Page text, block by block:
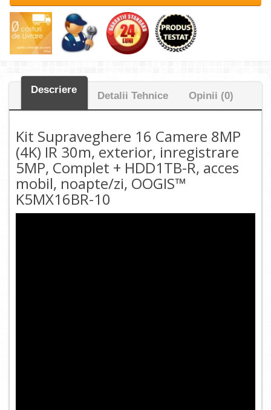
Descriere
Detalii Tehnice Opinii (0)
Kit Supraveghere 16 Camere 8MP
(4K) IR 30m, exterior, inregistrare
5MP, Complet + HDD1TB-R, acces
mobil, noapte/zi, OOGIS™
K5MX16BR-10